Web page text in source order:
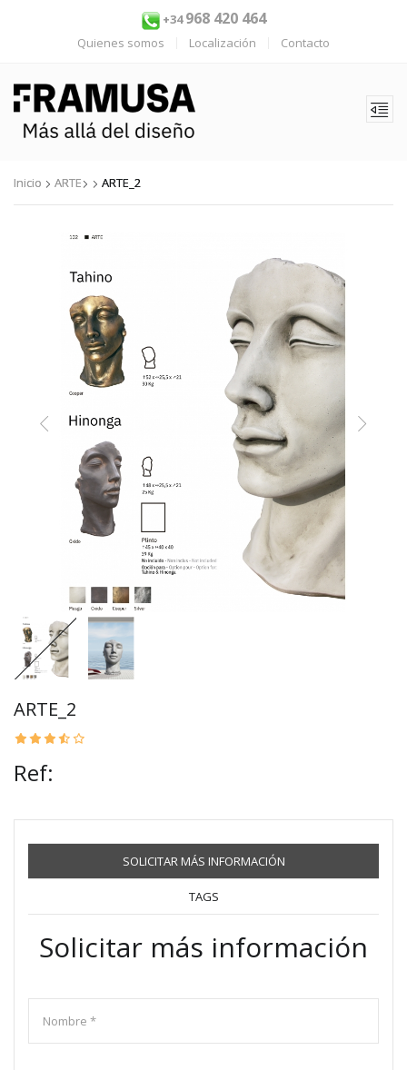
+34968 420 464
Quienes somos Localización Contacto
Inicio ARTE ARTE_2
ARTE_2
Ref:
SOLICITAR MÁS INFORMACIÓN
TAGS
Solicitar más información